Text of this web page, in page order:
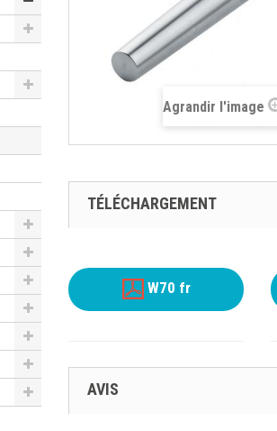
Agrandir l'image
TÉLÉCHARGEMENT
W70 fr
AVIS